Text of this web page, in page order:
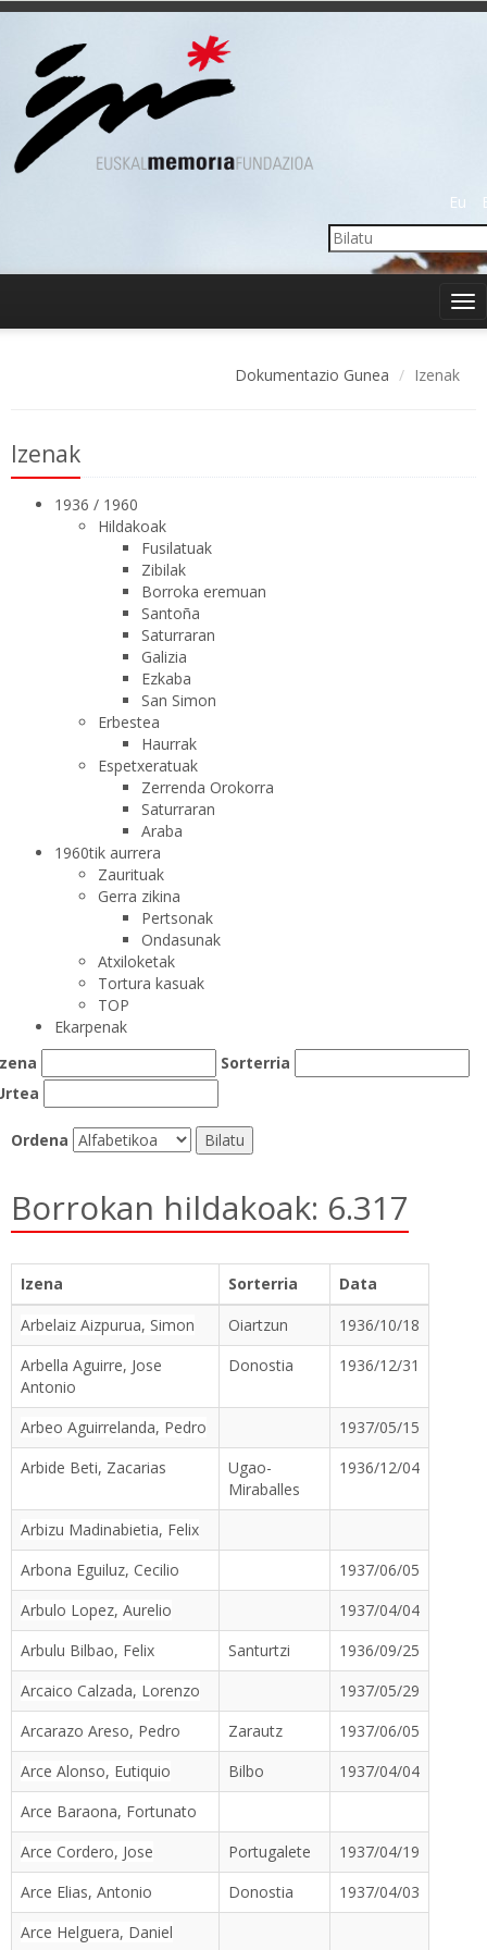
Eu
Dokumentazio Gunea Izenak
Izenak
1936 / 1960
Hildakoak
Fusilatuak
Zibilak
Borroka eremuan
Santoña
Saturraran
Galizia
Ezkaba
San Simon
Erbestea
Haurrak
Espetxeratuak
Zerrenda Orokorra
Saturraran
Araba
1960tik aurrera
Zaurituak
Gerra zikina
Pertsonak
Ondasunak
Atxiloketak
Tortura kasuak
TOP
Ekarpenak
Sorterria
Ordena
Borrokan hildakoak: 6.317
Izena Sorterria
Data
Arbelaiz Aizpurua, Simon
Oiartzun
1936/10/18
Arbella Aguirre, Jose
Antonio
Donostia 1936/12/31
Arbeo Aguirrelanda, Pedro
1937/05/15
Arbide Beti, Zacarias
Ugao-
Miraballes
1936/12/04
Arbizu Madinabietia, Felix
Arbona Eguiluz, Cecilio
1937/06/05
Arbulo Lopez, Aurelio
1937/04/04
Arbulu Bilbao, Felix
Santurtzi
1936/09/25
Arcaico Calzada, Lorenzo
1937/05/29
Arcarazo Areso, Pedro
Zarautz
1937/06/05
Arce Alonso, Eutiquio
Bilbo
1937/04/04
Arce Baraona, Fortunato
Arce Cordero, Jose
Portugalete
1937/04/19
Arce Elias, Antonio
Donostia
1937/04/03
Arce Helguera, Daniel